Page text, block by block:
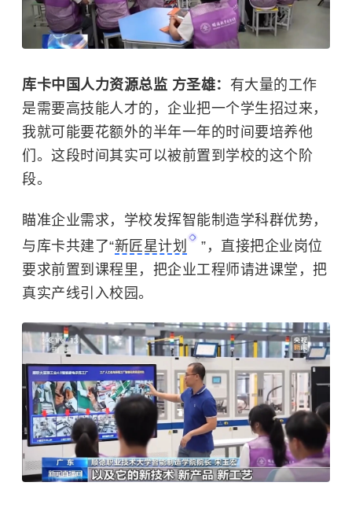
库卡中国人力资源总监 方圣雄： 有大量的工作
是需要高技能人才的，企业把一个学生招过来，
我就可能要花额外的半年一年的时间要培养他
们。这段时间其实可以被前置到学校的这个阶
段。
瞄准企业需求，学校发挥智能制造学科群优势，
与库卡共建了“新匠星计划
”，直接把企业岗位
要求前置到课程里，把企业工程师请进课堂，把
真实产线引入校园。